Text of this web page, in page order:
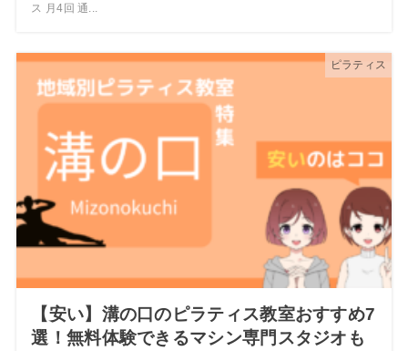
ス 月4回 通...
ピラティス
【安い】溝の口のピラティス教室おすすめ7
選！無料体験できるマシン専門スタジオも